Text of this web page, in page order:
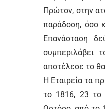
Πρώτον, στην
παράδοση, όσο
Επανάσταση
συμπεριλάβει
αποτέλεσε το
Η Εταιρεία τα
το 1816, 23 το